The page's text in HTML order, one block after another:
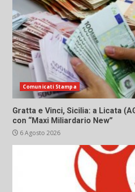
Comunicati Stampa
Gratta e Vinci, Sicilia: a Licata
con “Maxi Miliardario New”
6 Agosto 2026